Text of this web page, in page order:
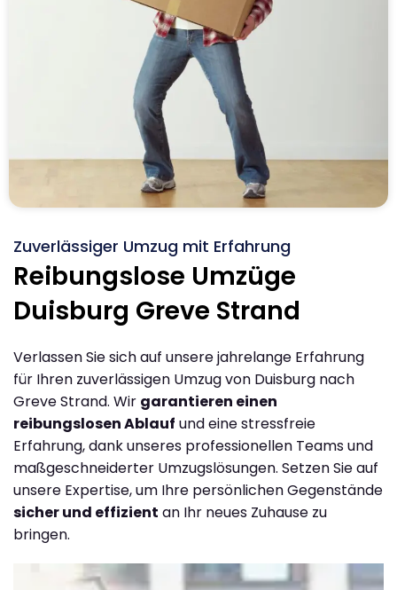
Zuverlässiger Umzug mit Erfahrung
Reibungslose Umzüge
Duisburg Greve Strand
Verlassen Sie sich auf unsere jahrelange Erfahrung
für Ihren zuverlässigen Umzug von Duisburg nach
Greve Strand. Wir garantieren einen
reibungslosen Ablauf und eine stressfreie
Erfahrung, dank unseres professionellen Teams und
maßgeschneiderter Umzugslösungen. Setzen Sie auf
unsere Expertise, um Ihre persönlichen Gegenstände
sicher und effizient an Ihr neues Zuhause zu
bringen.